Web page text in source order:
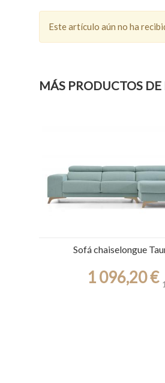
Este artículo aún no ha
MÁS PRODUCTOS
Sofá chaiselongue
1 096,20 €